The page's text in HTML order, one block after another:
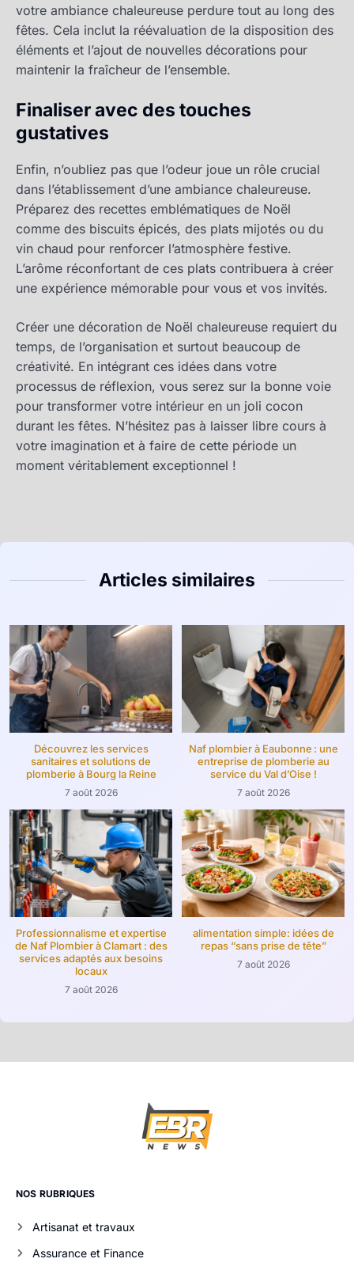
votre ambiance chaleureuse perdure tout au long des
fêtes. Cela inclut la réévaluation de la disposition des
éléments et l’ajout de nouvelles décorations pour
maintenir la fraîcheur de l’ensemble.
Finaliser avec des touches
gustatives
Enfin, n’oubliez pas que l’odeur joue un rôle crucial
dans l’établissement d’une ambiance chaleureuse.
Préparez des recettes emblématiques de Noël
comme des biscuits épicés, des plats mijotés ou du
vin chaud pour renforcer l’atmosphère festive.
L’arôme réconfortant de ces plats contribuera à créer
une expérience mémorable pour vous et vos invités.
Créer une décoration de Noël chaleureuse requiert du
temps, de l’organisation et surtout beaucoup de
créativité. En intégrant ces idées dans votre
processus de réflexion, vous serez sur la bonne voie
pour transformer votre intérieur en un joli cocon
durant les fêtes. N’hésitez pas à laisser libre cours à
votre imagination et à faire de cette période un
moment véritablement exceptionnel !
Articles similaires
Découvrez les services
sanitaires et solutions de
plomberie à Bourg la Reine
7 août 2026
Naf plombier à Eaubonne : une
entreprise de plomberie au
service du Val d’Oise !
7 août 2026
Professionnalisme et expertise
de Naf Plombier à Clamart : des
services adaptés aux besoins
locaux
7 août 2026
alimentation simple: idées de
repas “sans prise de tête”
7 août 2026
NOS RUBRIQUES
Artisanat et travaux
Assurance et Finance